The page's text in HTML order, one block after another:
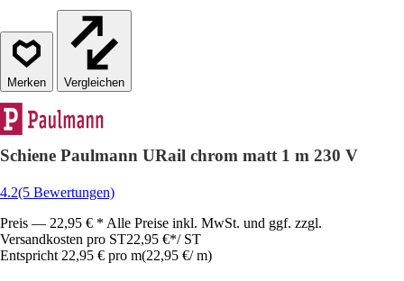
Vergleichen
Schiene Paulmann URail chrom matt 1 m 230 V
4.2(5 Bewertungen)
Preis — 22,95 € * Alle Preise inkl. MwSt. und ggf. zzgl.
Versandkosten pro ST22,95 €*/ ST
Entspricht 22,95 € pro m(22,95 €/ m)